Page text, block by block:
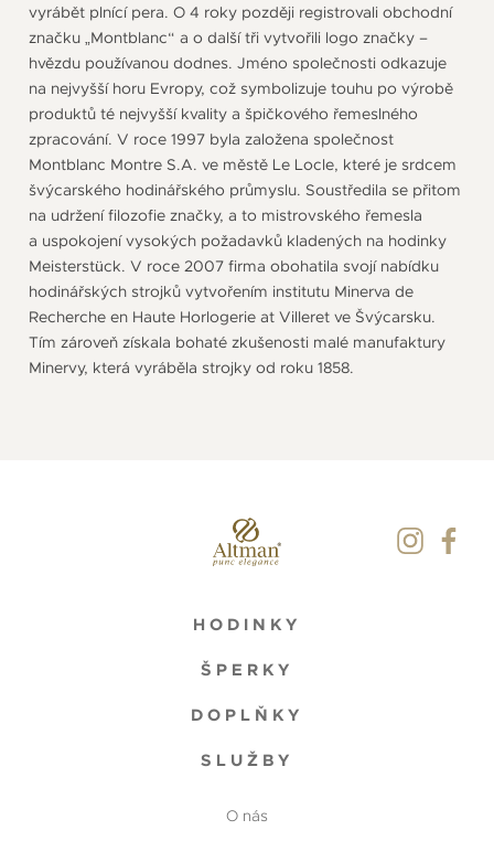
vyrábět plnící pera. O 4 roky později registrovali obchodní
značku „Montblanc“ a o další tři vytvořili logo značky –
hvězdu používanou dodnes. Jméno společnosti odkazuje
na nejvyšší horu Evropy, což symbolizuje touhu po výrobě
produktů té nejvyšší kvality a špičkového řemeslného
zpracování. V roce 1997 byla založena společnost
Montblanc Montre S.A. ve městě Le Locle, které je srdcem
švýcarského hodinářského průmyslu. Soustředila se přitom
na udržení filozofie značky, a to mistrovského řemesla
a uspokojení vysokých požadavků kladených na hodinky
Meisterstück. V roce 2007 firma obohatila svojí nabídku
hodinářských strojků vytvořením institutu Minerva de
Recherche en Haute Horlogerie at Villeret ve Švýcarsku.
Tím zároveň získala bohaté zkušenosti malé manufaktury
Minervy, která vyráběla strojky od roku 1858.
HODINKY
ŠPERKY
DOPLŇKY
SLUŽBY
O nás